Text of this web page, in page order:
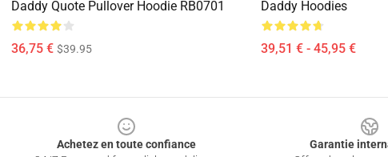
Daddy Quote Pullover Hoodie RB0701
36,75 € $39.95
Daddy Hoodies
39,51 € - 45,95 €
Achetez en toute confiance
Garantie